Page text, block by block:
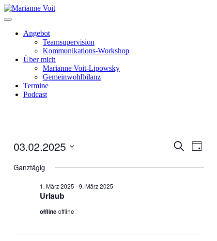
Skip
to
Angebot
Teamsupervision
Kommunikations-Workshop
Über mich
Marianne Voit-Lipowsky
Gemeinwohlbilanz
Termine
Podcast
Veranstaltungen
2.
und
Suche
Tag
03.02.2025
wählen.
Ganztägig
Urlaub
1. März 2025 -9. März 2025
offlineoffline